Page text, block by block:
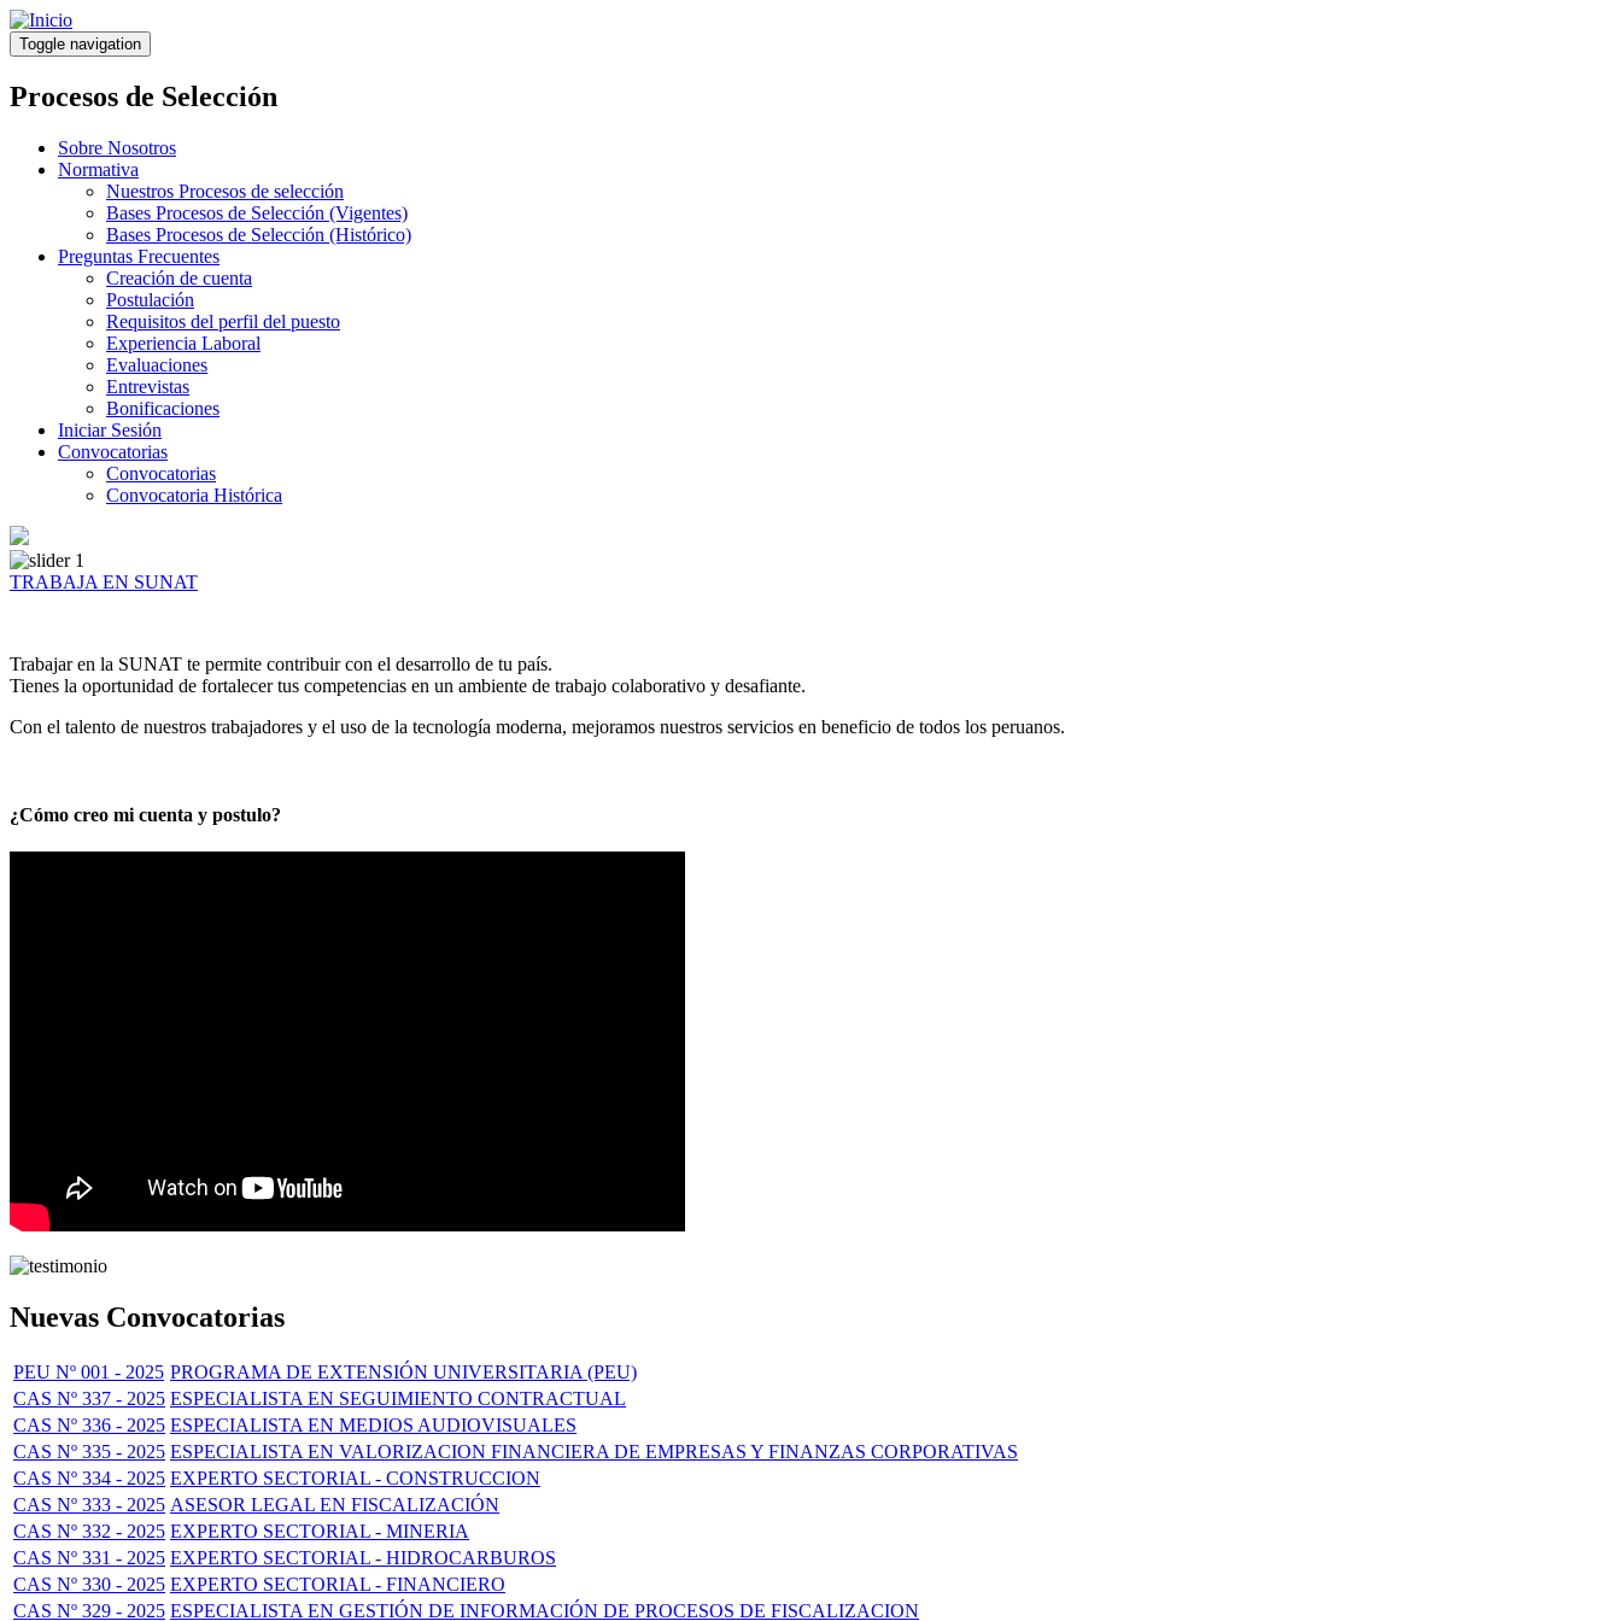
Pasar
al
contenido
principal
Toggle navigation
Procesos de Selección
Sobre Nosotros
Normativa
Nuestros Procesos de selección
Bases Procesos de Selección (Vigentes)
Bases Procesos de Selección (Histórico)
Preguntas Frecuentes
Creación de cuenta
Postulación
Requisitos del perfil del puesto
Experiencia Laboral
Evaluaciones
Entrevistas
Bonificaciones
Iniciar Sesión
Convocatorias
Convocatorias
Convocatoria Histórica
TRABAJA EN SUNAT
Trabajar en la SUNAT te permite contribuir con el desarrollo de tu país.
Tienes la oportunidad de fortalecer tus competencias en un ambiente de trabajo colaborativo y desafiante.
Con el talento de nuestros trabajadores y el uso de la tecnología moderna, mejoramos nuestros servicios en beneficio de todos los peruanos.
¿Cómo creo mi cuenta y postulo?
Nuevas Convocatorias
PEU Nº 001 - 2025 PROGRAMA DE EXTENSIÓN UNIVERSITARIA (PEU)
CAS Nº 337 - 2025 ESPECIALISTA EN SEGUIMIENTO CONTRACTUAL
CAS Nº 336 - 2025 ESPECIALISTA EN MEDIOS AUDIOVISUALES
CAS Nº 335 - 2025 ESPECIALISTA EN VALORIZACION FINANCIERA DE EMPRESAS Y FINANZAS CORPORATIVAS
CAS Nº 334 - 2025 EXPERTO SECTORIAL - CONSTRUCCION
CAS Nº 333 - 2025 ASESOR LEGAL EN FISCALIZACIÓN
CAS Nº 332 - 2025 EXPERTO SECTORIAL - MINERIA
CAS Nº 331 - 2025 EXPERTO SECTORIAL - HIDROCARBUROS
CAS Nº 330 - 2025 EXPERTO SECTORIAL - FINANCIERO
CAS Nº 329 - 2025 ESPECIALISTA EN GESTIÓN DE INFORMACIÓN DE PROCESOS DE FISCALIZACION